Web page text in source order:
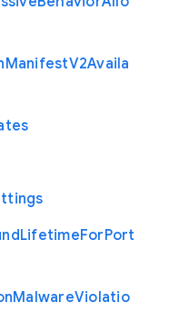
ManifestV2Availa
LifetimeForPort
MalwareViolatio